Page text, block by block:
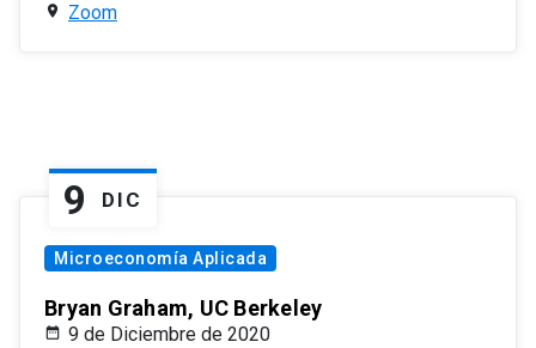
Zoom
9 DIC
Microeconomía Aplicada
Bryan Graham, UC Berkeley
9 de Diciembre de 2020